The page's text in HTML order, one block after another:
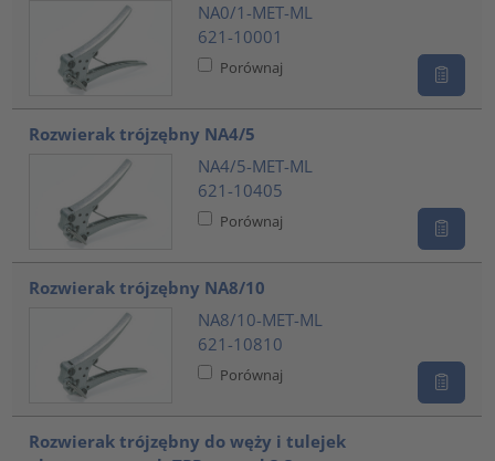
NA0/1-MET-ML
621-10001
Porównaj
Rozwierak trójzębny NA4/5
NA4/5-MET-ML
621-10405
Porównaj
Rozwierak trójzębny NA8/10
NA8/10-MET-ML
621-10810
Porównaj
Rozwierak trójzębny do węży i tulejek